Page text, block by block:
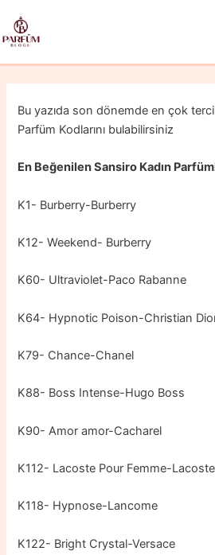
atla
Bu yazıda son dönemde en çok
Parfüm Kodlarını bulabilirsiniz
En Beğenilen Sansiro Kadın
K1- Burberry-Burberry
K12- Weekend- Burberry
K60- Ultraviolet-Paco Rabanne
K64- Hypnotic Poison-Christian
K79- Chance-Chanel
K88- Boss Intense-Hugo Boss
K90- Amor amor-Cacharel
K112- Lacoste Pour Femme-Lacoste
K118- Hypnose-Lancome
K122- Bright Crystal-Versace